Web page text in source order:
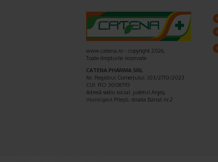
www.catena.ro - copyright 2026,
Toate drepturile rezervate
CATENA PHARMA SRL
Nr. Registrul Comerţului: J03/2710/2023
CUI: RO 3008793
Adresă sediu social: judetul Argeş,
municipiul Piteşti, strada Banat nr.2